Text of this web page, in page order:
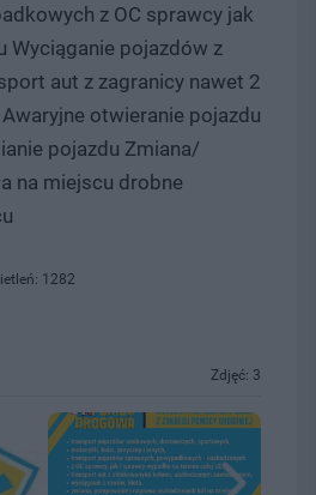
z OC sprawcy jak
Wyciąganie pojazdów z
aut z zagranicy nawet 2
otwieranie pojazdu
pojazdu Zmiana/
na miejscu drobne
1282
Zdjęć: 3